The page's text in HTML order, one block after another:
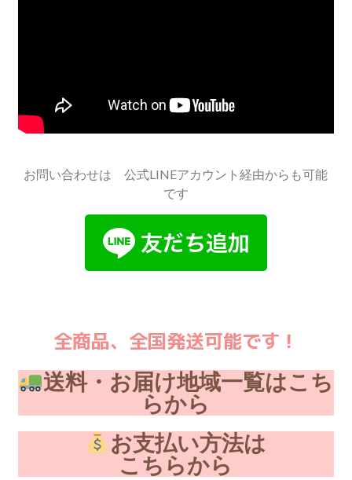
お問い合わせは 公式LINEアカウント経由からも可能
です
全商品、全国発送可能です！
送料・お届け地域一覧はこち
らから
お支払い方法は
こちらから